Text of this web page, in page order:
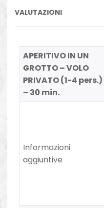
VALUTAZIONI
APERITIVO IN UN
GROTTO – VOLO
PRIVATO (1-4 pers.)
– 30 min.
Informazioni
aggiuntive